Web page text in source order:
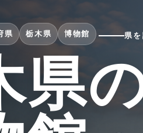
県 栃木県 博物館 県
県